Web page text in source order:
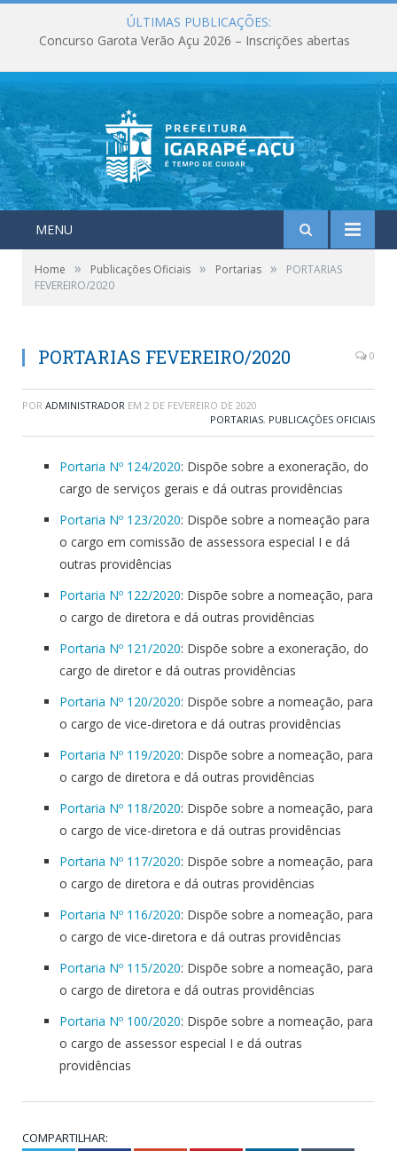
ÚLTIMAS PUBLICAÇÕES:
Concurso Garota Verão Açu 2026 – Inscrições abertas
MENU
Home » Publicações Oficiais » Portarias »
PORTARIAS
FEVEREIRO/2020
PORTARIAS FEVEREIRO/2020 0
POR ADMINISTRADOR EM 2 DE FEVEREIRO DE 2020
PORTARIAS, PUBLICAÇÕES OFICIAIS
Portaria Nº 124/2020: Dispõe sobre a exoneração, do
cargo de serviços gerais e dá outras providências
Portaria Nº 123/2020: Dispõe sobre a nomeação para
o cargo em comissão de assessora especial I e dá
outras providências
Portaria Nº 122/2020: Dispõe sobre a nomeação, para
o cargo de diretora e dá outras providências
Portaria Nº 121/2020: Dispõe sobre a exoneração, do
cargo de diretor e dá outras providências
Portaria Nº 120/2020: Dispõe sobre a nomeação, para
o cargo de vice-diretora e dá outras providências
Portaria Nº 119/2020: Dispõe sobre a nomeação, para
o cargo de diretora e dá outras providências
Portaria Nº 118/2020: Dispõe sobre a nomeação, para
o cargo de vice-diretora e dá outras providências
Portaria Nº 117/2020: Dispõe sobre a nomeação, para
o cargo de diretora e dá outras providências
Portaria Nº 116/2020: Dispõe sobre a nomeação, para
o cargo de vice-diretora e dá outras providências
Portaria Nº 115/2020: Dispõe sobre a nomeação, para
o cargo de diretora e dá outras providências
Portaria Nº 100/2020: Dispõe sobre a nomeação, para
o cargo de assessor especial I e dá outras
providências
COMPARTILHAR: